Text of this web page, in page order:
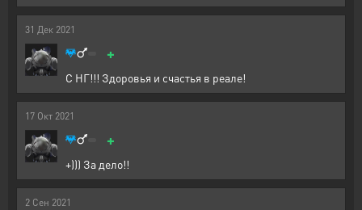
31 Дек 2021
+
С НГ!!! Здоровья и счастья в реале!
17 Окт 2021
+
+))) За дело!!
2 Сен 2021